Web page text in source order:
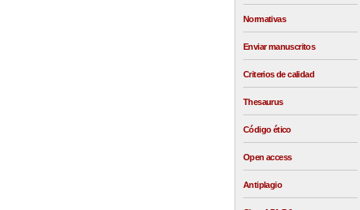
Normativas
Enviar manuscritos
Criterios de calidad
Thesaurus
Código ético
Open access
Antiplagio